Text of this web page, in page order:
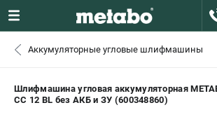
0 ₽
Аккумуляторные угловые шлифмашины
Шлифмашина угловая аккумуляторная
CC 12 BL без АКБ и ЗУ (600348860)